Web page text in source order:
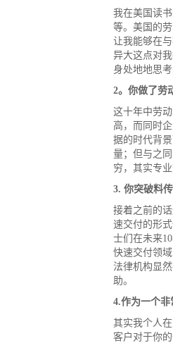
我在美国读
等。美国的
让我能够在
异大这点对
身处地地思
2。你做了劳
这十年中劳
高，而同时
据的时代背
量；但与之
穷，其实专
3. 你突破料
接着之前的
速交付的形
士们在未来
快速交付领
法律机构显
助。
4.作为一个非
其实我个人
客户对于你